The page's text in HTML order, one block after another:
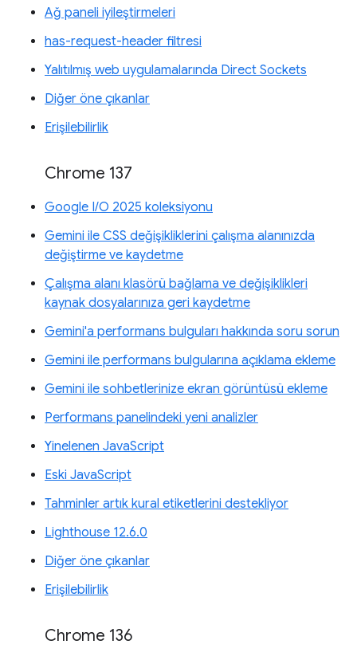
Ağ paneli iyileştirmeleri
has-request-header filtresi
Yalıtılmış web uygulamalarında Direct Sockets
Diğer öne çıkanlar
Erişilebilirlik
Chrome 137
Google I/O 2025 koleksiyonu
Gemini ile CSS değişikliklerini çalışma alanınızda
değiştirme ve kaydetme
Çalışma alanı klasörü bağlama ve değişiklikleri
kaynak dosyalarınıza geri kaydetme
Gemini'a performans bulguları hakkında soru sorun
Gemini ile performans bulgularına açıklama ekleme
Gemini ile sohbetlerinize ekran görüntüsü ekleme
Performans panelindeki yeni analizler
Yinelenen JavaScript
Eski JavaScript
Tahminler artık kural etiketlerini destekliyor
Lighthouse 12.6.0
Diğer öne çıkanlar
Erişilebilirlik
Chrome 136